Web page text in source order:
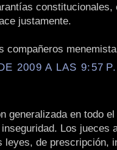
constitucionales,
justamente.
compañeros
2009 A LAS 9:57
generalizada en todo
Los jueces
leyes, de prescripción,